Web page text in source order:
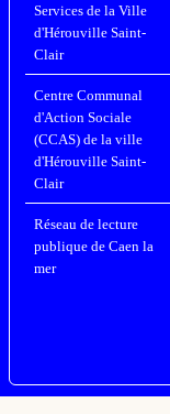
Services de la Ville
d'Hérouville Saint-
Clair
Centre Communal
d'Action Sociale
(CCAS) de la ville
d'Hérouville Saint-
Clair
Réseau de lecture
publique de Caen la
mer